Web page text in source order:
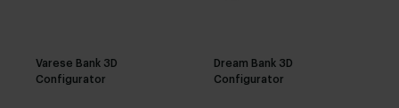
Varese Bank 3D
Configurator
Dream Bank 3D
Configurator